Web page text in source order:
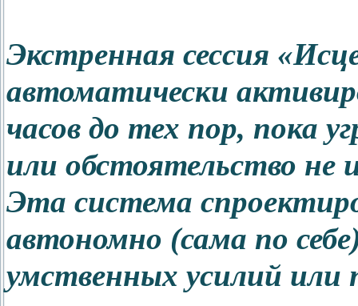
Экстренная сессия
автоматически
часов до тех пор, пока
или обстоятельство не
Эта система
автономно (сама по
умственных усилий или